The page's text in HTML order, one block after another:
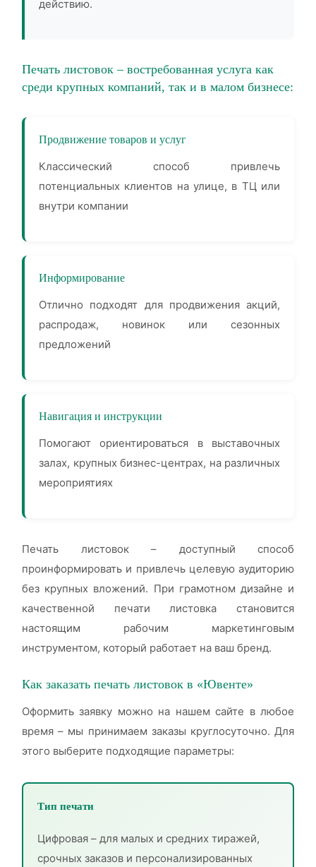
действию.
Печать листовок – востребованная услуга как
среди крупных компаний, так и в малом бизнесе:
Продвижение товаров и услуг
Классический способ привлечь
потенциальных клиентов на улице, в ТЦ или
внутри компании
Информирование
Отлично подходят для продвижения акций,
распродаж, новинок или сезонных
предложений
Навигация и инструкции
Помогают ориентироваться в выставочных
залах, крупных бизнес-центрах, на различных
мероприятиях
Печать листовок – доступный способ
проинформировать и привлечь целевую аудиторию
без крупных вложений. При грамотном дизайне и
качественной печати листовка становится
настоящим рабочим маркетинговым
инструментом, который работает на ваш бренд.
Как заказать печать листовок в «Ювенте»
Оформить заявку можно на нашем сайте в любое
время – мы принимаем заказы круглосуточно. Для
этого выберите подходящие параметры:
Тип печати
Цифровая – для малых и средних тиражей,
срочных заказов и персонализированных